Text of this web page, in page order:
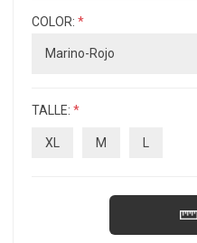
COLOR: *
TALLE: *
XL M L